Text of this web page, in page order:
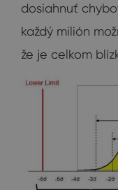
dosiahnuť
každý milión
že je celkom